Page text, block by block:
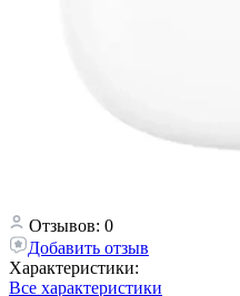
Отзывов: 0
Добавить отзыв
Характеристики:
Все характеристики